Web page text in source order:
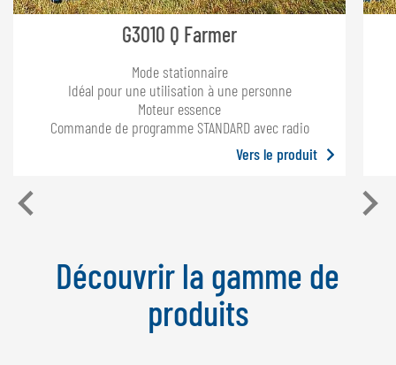
G3010 Q Farmer
Mode stationnaire
Idéal pour une utilisation à une personne
Moteur essence
Commande de programme STANDARD avec radio
Vers le produit
Découvrir la gamme de
produits